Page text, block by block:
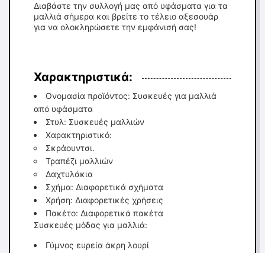
Διαβάστε την συλλογή μας από υφάσματα για τα
μαλλιά σήμερα και βρείτε το τέλειο αξεσουάρ
για να ολοκληρώσετε την εμφάνισή σας!
Χαρακτηριστικά:
Ονομασία προϊόντος: Συσκευές για μαλλιά
από υφάσματα
Στυλ: Συσκευές μαλλιών
Χαρακτηριστικό:
Σκράουντσι.
Τραπέζι μαλλιών
Δαχτυλάκια
Σχήμα: Διαφορετικά σχήματα
Χρήση: Διαφορετικές χρήσεις
Πακέτο: Διαφορετικά πακέτα
Συσκευές μόδας για μαλλιά:
Γύμνος ευρεία άκρη λουρί